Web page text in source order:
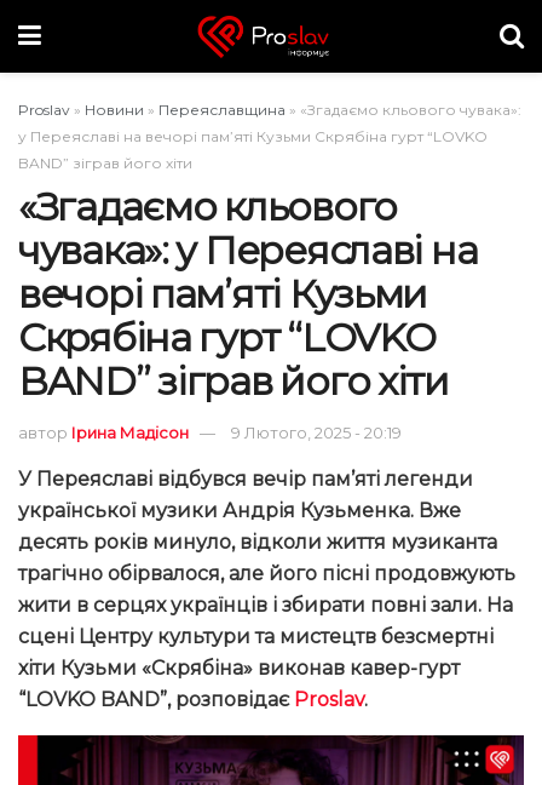
Proslav » Новини » Переяславщина » «Згадаємо кльового чувака»:
у Переяславі на вечорі пам’яті Кузьми Скрябіна гурт “LOVKO
BAND” зіграв його хіти
«Згадаємо кльового
чувака»: у Переяславі на
вечорі пам’яті Кузьми
Скрябіна гурт “LOVKO
BAND” зіграв його хіти
автор Ірина Мадісон 9 Лютого, 2025 - 20:19
У Переяславі відбувся вечір пам’яті легенди
української музики Андрія Кузьменка. Вже
десять років минуло, відколи життя музиканта
трагічно обірвалося, але його пісні продовжують
жити в серцях українців і збирати повні зали. На
сцені Центру культури та мистецтв безсмертні
хіти Кузьми «Скрябіна» виконав кавер-гурт
“LOVKO BAND”, розповідає Proslav.